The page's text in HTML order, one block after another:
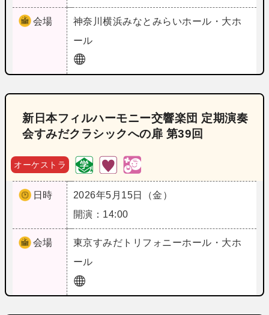
会場 神奈川横浜みなとみらいホール・大ホ
ール
新日本フィルハーモニー交響楽団 定期演奏
会すみだクラシックへの扉 第39回
オーケストラ
日時
2026年5月15日（金）
開演：14:00
会場 東京すみだトリフォニーホール・大ホ
ール